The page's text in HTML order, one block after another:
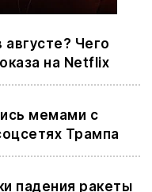
Чего
на Netflix
мемами с
Трампа
падения ракеты